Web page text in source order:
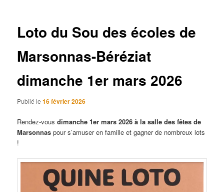
Loto du Sou des écoles de
Marsonnas-Béréziat
dimanche 1er mars 2026
Publié le16 février 2026
Rendez-vous dimanche 1er mars 2026 à la salle des fêtes de
Marsonnas pour s’amuser en famille et gagner de nombreux lots
!